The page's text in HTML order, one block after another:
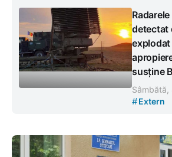
detectat
explodat
susține
#Extern